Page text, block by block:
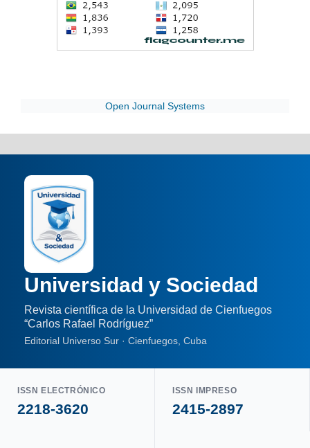
Open Journal Systems
Universidad y Sociedad
Revista científica de la Universidad de Cienfuegos
“Carlos Rafael Rodríguez”
Editorial Universo Sur · Cienfuegos, Cuba
ISSN ELECTRÓNICO
2218-3620
ISSN IMPRESO
2415-2897